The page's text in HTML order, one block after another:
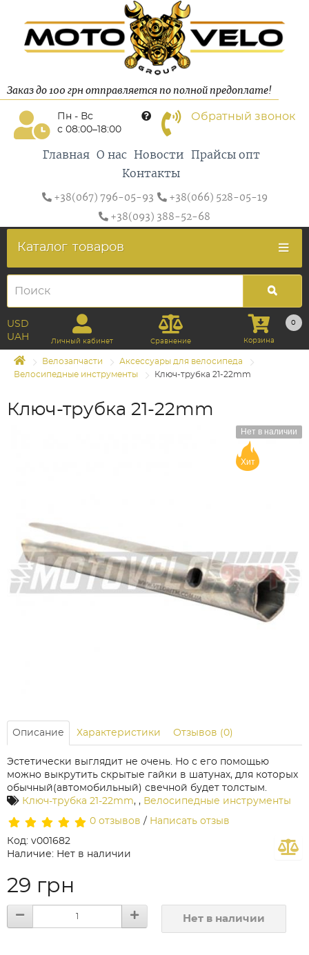
Заказ до 100 грн отправляется по полной предоплате!
Пн - Вс
с 08:00–18:00
Обратный звонок
Главная О нас Новости
Прайсы опт
Контакты
+38(067) 796-05-93
+38(066) 528-05-19
+38(093) 388-52-68
Каталог товаров
USD
UAH
Личный кабинет Сравнение
0
Корзина
Велозапчасти
Аксессуары для велосипеда
Велосипедные инструменты
Ключ-трубка 21-22mm
Ключ-трубка 21-22mm
Нет в наличии
Хит
Описание Характеристики Отзывов (0)
Эстетически выглядит не очень. Но с его помощью
можно выкрутить скрытые гайки в шатунах, для которых
обычный(автомобильный) свечной будет толстым.
Ключ-трубка 21-22mm, , Велосипедные инструменты
0 отзывов / Написать отзыв
Код: v001682
Наличие: Нет в наличии
29 грн
Нет в наличии